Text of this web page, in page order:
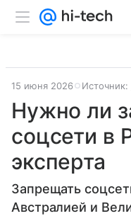
15 июня 2026 Источник:
Нужно ли
соцсети в
эксперта
Запрещать
Австралией и